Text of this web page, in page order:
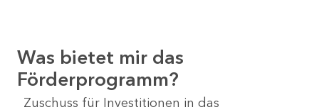
Was bietet mir das
Förderprogramm?
Zuschuss für Investitionen in das